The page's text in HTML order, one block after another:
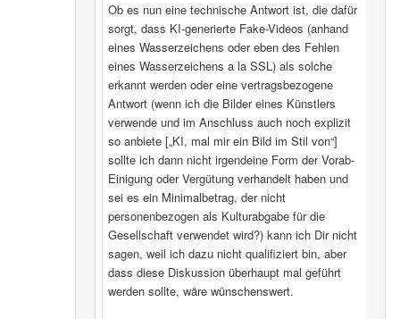
Ob es nun eine technische Antwort ist, die dafür
sorgt, dass KI-generierte Fake-Videos (anhand
eines Wasserzeichens oder eben des Fehlen
eines Wasserzeichens a la SSL) als solche
erkannt werden oder eine vertragsbezogene
Antwort (wenn ich die Bilder eines Künstlers
verwende und im Anschluss auch noch explizit
so anbiete [„KI, mal mir ein Bild im Stil von“]
sollte ich dann nicht irgendeine Form der Vorab-
Einigung oder Vergütung verhandelt haben und
sei es ein Minimalbetrag, der nicht
personenbezogen als Kulturabgabe für die
Gesellschaft verwendet wird?) kann ich Dir nicht
sagen, weil ich dazu nicht qualifiziert bin, aber
dass diese Diskussion überhaupt mal geführt
werden sollte, wäre wünschenswert.